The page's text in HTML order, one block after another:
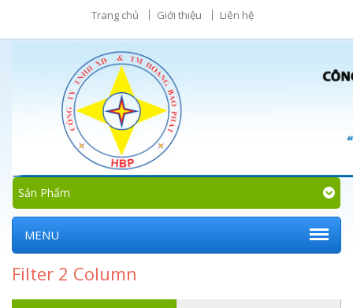
Trang chủ Giới thiệu Liên hệ
Sản Phẩm
MENU
Filter 2 Column